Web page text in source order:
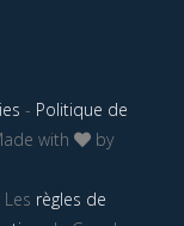
- Politique de
with
by
règles de